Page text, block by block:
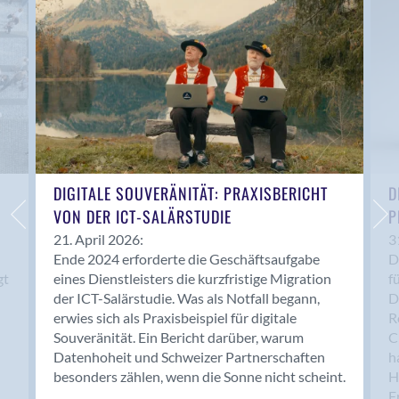
Anwil
Appenzell
Au SG
Baar
Baden
Balsthal
Balzers
Basel
Bassersdorf
Belp
Bendern
Benken (SG)
Bergdietikon
Berlin
Bern
Bern - Liebefeld
DIGITALE SOUVERÄNITÄT: PRAXISBERICHT
VON DER ICT-SALÄRSTUDIE
21. April 2026:
Ende 2024 erforderte die Geschäftsaufgabe
eines Dienstleisters die kurzfristige Migration
der ICT-Salärstudie. Was als Notfall begann,
erwies sich als Praxisbeispiel für digitale
Souveränität. Ein Bericht darüber, warum
Datenhoheit und Schweizer Partnerschaften
besonders zählen, wenn die Sonne nicht scheint.